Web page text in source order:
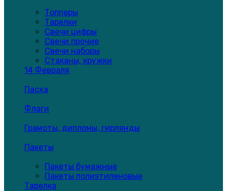
Топперы
Тарелки
Свечи цифры
Свечи прочие
Свечи наборы
Стаканы, кружки
14 Февраля
Пасха
Флаги
Грамоты, дипломы, гирлянды
Пакеты
Пакеты бумажные
Пакеты полиэтиленовые
Тарелка